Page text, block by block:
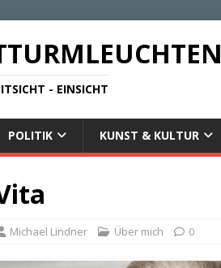
- EINSICHT
POLITIK KUNST & KULTUR
Michael Lindner Über mich 0